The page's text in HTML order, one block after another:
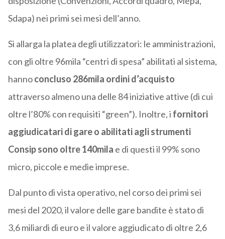
Sdapa) nei primi sei mesi dell’anno.
Si allarga la platea degli utilizzatori: le amministrazioni,
con gli oltre 96mila “centri di spesa” abilitati al sistema,
hannoconcluso 286mila ordini d’acquisto
attraverso almeno una delle 84 iniziative attive (di cui
oltre l’80% con requisiti “green”). Inoltre, i fornitori
aggiudicatari di gare o abilitati agli strumenti
Consip sono oltre 140mila e di questi il 99% sono
micro, piccole e medie imprese.
Dal punto di vista operativo, nel corso dei primi sei
mesi del 2020, il valore delle gare bandite è stato di
3,6 miliardi di euro e il valore aggiudicato di oltre 2,6